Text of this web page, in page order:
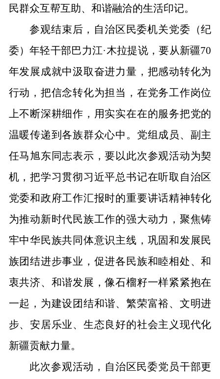
民群众互帮互助、和谐融洽的生活印记。
参观结束后，自治区民委机关党委（纪
委）年轻干部巴力江·木拉提说，要从新疆70
年发展成就中汲取奋进力量 ， 把感动转化为
行动，把信念转化为担当，在党务工作岗位
上不断深耕细作，用实实在在的服务把党的
温暖传递到各族群众心中。 党组成员、副主
任马旭东同志表示 ，要以此次参观活动为契
机，把学习贯彻习近平总书记在听取自治区
党委和政府工作汇报时的重要讲话精神转化
为推动新时代民族工作的强大动力 ，聚焦铸
牢中华民族共同体意识主线，巩固和发展民
族团结进步事业，促进各民族和睦相处、和
衷共济、和谐发展，像石榴籽一样紧紧抱在
一起 ，为建设团结和谐、繁荣富裕、文明进
步、安居乐业、生态良好的社会主义现代化
新疆贡献力量。
此次参观活动，自治区民委党员干部更